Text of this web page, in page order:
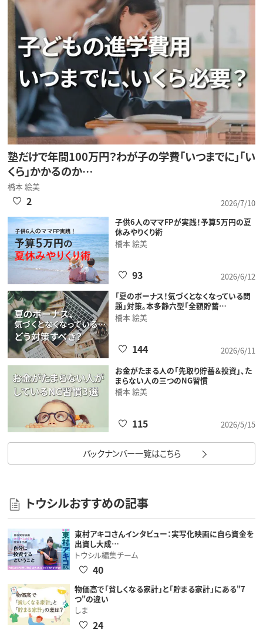
塾だけで年間100万円？わが子の学費「いつまでに」「い
くら」かかるのか…
橋本 絵美
2026/7/10
2
子供6人のママFPが実践！予算5万円の夏
休みやりくり術
橋本 絵美
2026/6/12
93
「夏のボーナス！気づくとなくなっている問
題」対策。本多静六型「全額貯蓄…
橋本 絵美
2026/6/11
144
お金がたまる人の「先取り貯蓄＆投資」、た
まらない人の三つのNG習慣
橋本 絵美
2026/5/15
115
バックナンバー一覧はこちら
トウシルおすすめの記事
東村アキコさんインタビュー：実写化映画に自ら資金を
出資し大成…
トウシル編集チーム
40
物価高で「貧しくなる家計」と「貯まる家計」にある"7
つ"の違い
しま
24